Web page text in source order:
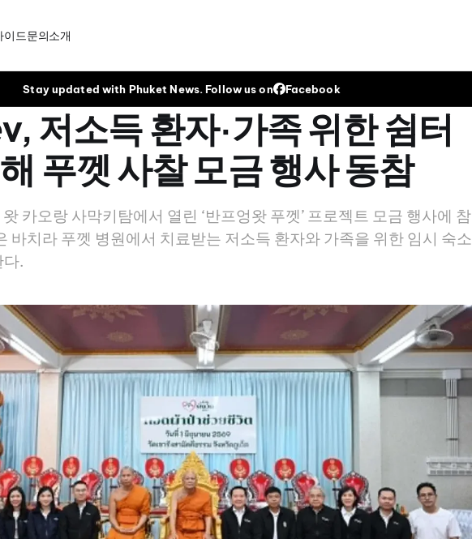
이드문의소개
Stay updated with Phuket News. Follow us on Facebook
저소득 환자·가족 위한 쉼터
푸껫 사찰 모금 행사 동참
카오랑 사막키탐에서 열린 ‘반프엉왓 푸껫’ 프로젝트 모금 행사에 참
바치라 푸껫 병원에서 치료받는 저소득 환자와 가족을 위한 임시 숙소
다.